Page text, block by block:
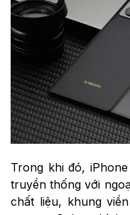
Trong khi đó,
truyền thống với
chất liệu, khung